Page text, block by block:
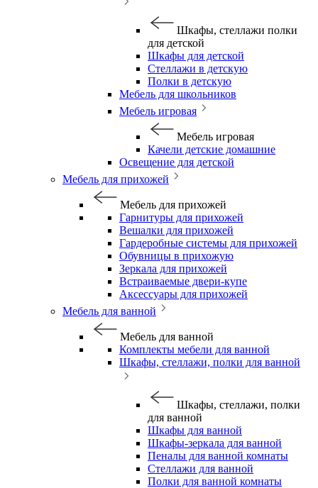
Шкафы, стеллажи полки
для детской
Шкафы для детской
Стеллажи в детскую
Полки в детскую
Мебель для школьников
Мебель игровая
Мебель игровая
Качели детские домашние
Освещение для детской
Мебель для прихожей
Мебель для прихожей
Гарнитуры для прихожей
Вешалки для прихожей
Гардеробные системы для прихожей
Обувницы в прихожую
Зеркала для прихожей
Встраиваемые двери-купе
Аксессуары для прихожей
Мебель для ванной
Мебель для ванной
Комплекты мебели для ванной
Шкафы, стеллажи, полки для ванной
Шкафы, стеллажи, полки
для ванной
Шкафы для ванной
Шкафы-зеркала для ванной
Пеналы для ванной комнаты
Стеллажи для ванной
Полки для ванной комнаты